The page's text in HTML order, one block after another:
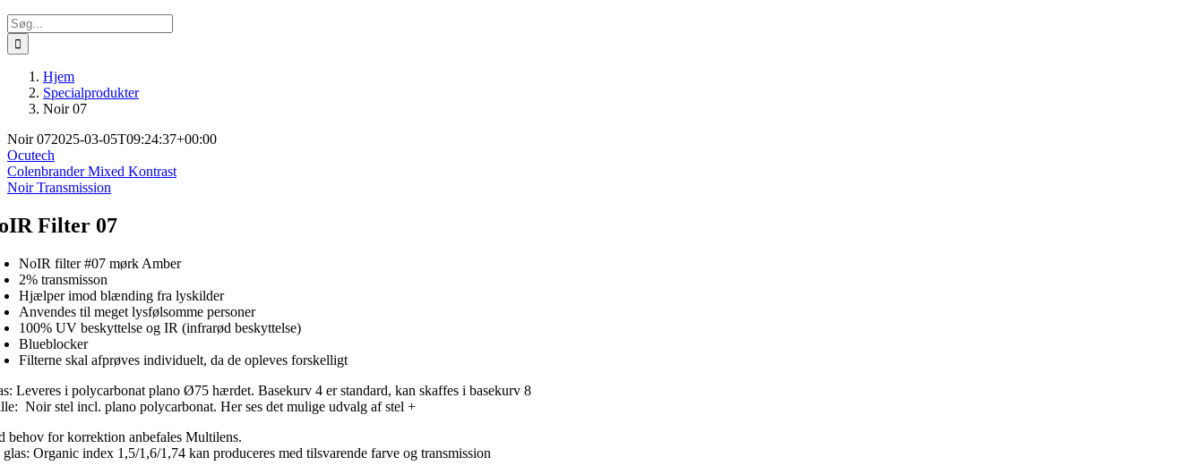
Søg
efter:
Hjem
Specialprodukter
Noir 07
Noir 072025-03-05T09:24:37+00:00
Ocutech
Colenbrander Mixed Kontrast
Noir Transmission
Filter 07
NoIR filter #07 mørk Amber
2% transmisson
Hjælper imod blænding fra lyskilder
Anvendes til meget lysfølsomme personer
100% UV beskyttelse og IR (infrarød beskyttelse)
Blueblocker
Filterne skal afprøves individuelt, da de opleves forskelligt
Leveres i polycarbonat plano Ø75 hærdet. Basekurv 4 er standard, kan skaffes i basekurv 8
Noir stel incl. plano polycarbonat. Her ses det mulige udvalg af stel +
behov for korrektion anbefales Multilens.
Organic index 1,5/1,6/1,74 kan produceres med tilsvarende farve og transmission